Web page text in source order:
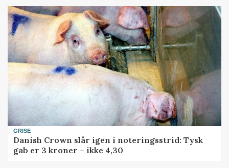
GRISE
Danish Crown slår igen i noteringsstrid: Tysk
gab er 3 kroner – ikke 4,30